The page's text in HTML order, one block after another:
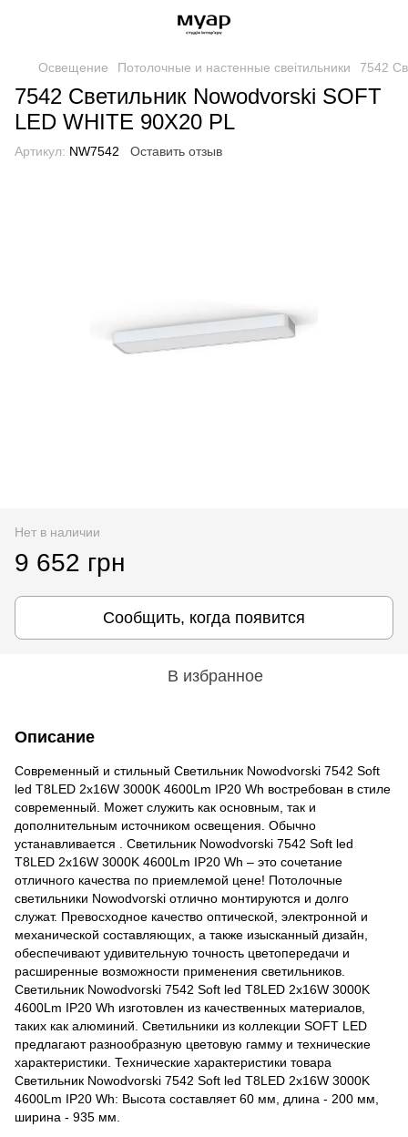
Освещение Потолочные и настенные свеітильники 7542
7542 Светильник Nowodvorski SOFT
LED WHITE 90X20 PL
Артикул: NW7542 Оставить отзыв
Нет в наличии
9 652 грн
Сообщить, когда появится
В избранное
Описание
Современный и стильный Светильник Nowodvorski 7542 Soft
led T8LED 2x16W 3000K 4600Lm IP20 Wh востребован в стиле
современный. Может служить как основным, так и
дополнительным источником освещения. Обычно
устанавливается . Светильник Nowodvorski 7542 Soft led
T8LED 2x16W 3000K 4600Lm IP20 Wh – это сочетание
отличного качества по приемлемой цене! Потолочные
светильники Nowodvorski отлично монтируются и долго
служат. Превосходное качество оптической, электронной и
механической составляющих, а также изысканный дизайн,
обеспечивают удивительную точность цветопередачи и
расширенные возможности применения светильников.
Светильник Nowodvorski 7542 Soft led T8LED 2x16W 3000K
4600Lm IP20 Wh изготовлен из качественных материалов,
таких как алюминий. Светильники из коллекции SOFT LED
предлагают разнообразную цветовую гамму и технические
характеристики. Технические характеристики товара
Светильник Nowodvorski 7542 Soft led T8LED 2x16W 3000K
4600Lm IP20 Wh: Высота составляет 60 мм, длина - 200 мм,
ширина - 935 мм.